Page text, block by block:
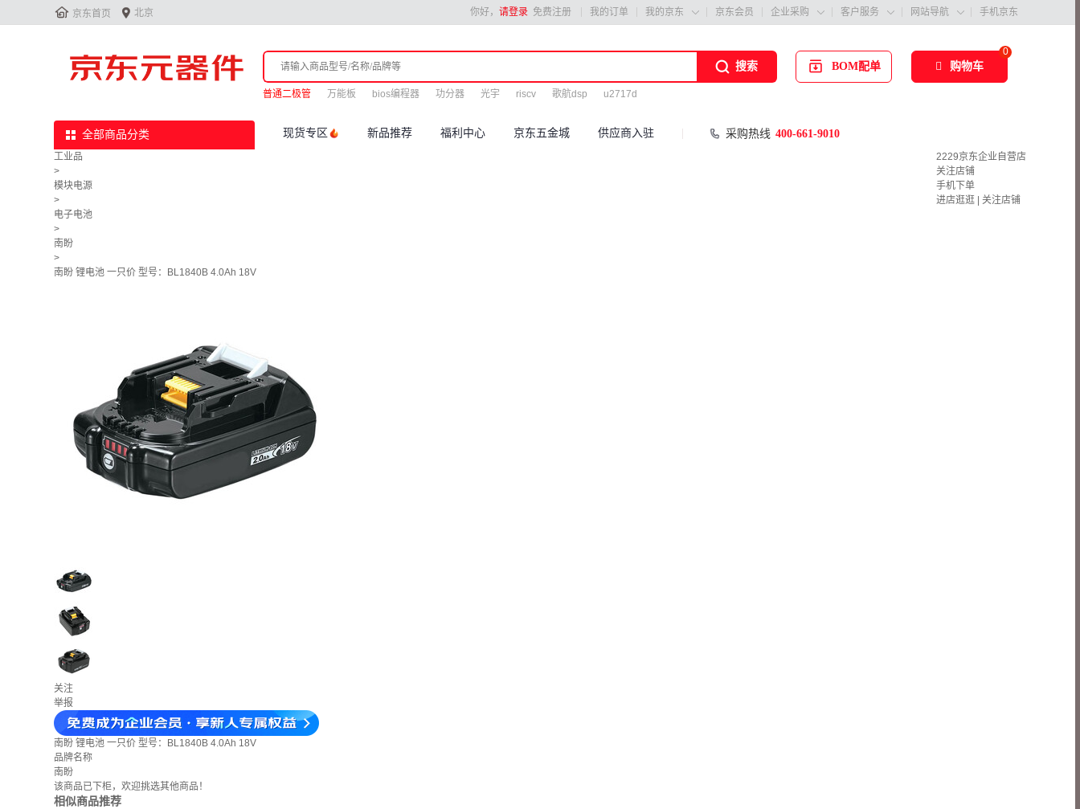
 京东首页  北京 你好， 请登录 免费注册 我的订单 我的京东  京东会员 企业采购  客户服务  网站导航  手机京东
搜索
普通二极管 万能板 bios编程器 功分器 光宇 riscv 歌航dsp u2717d
BOM配单
0
购物车
全部商品分类 现货专区 新品推荐 福利中心 京东五金城 供应商入驻 采购热线 400-661-9010
工业品
>
模块电源
>
电子电池
>
南盼
>
南盼 锂电池 一只价 型号：BL1840B 4.0Ah 18V
2229京东企业自营店
关注店铺
手机下单
进店逛逛
关注店铺
关注
举报
南盼 锂电池 一只价 型号：BL1840B 4.0Ah 18V
品牌名称
南盼
该商品已下柜，欢迎挑选其他商品！
相似商品推荐